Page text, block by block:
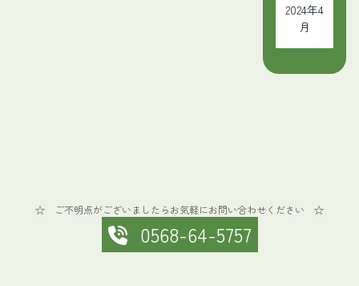
2024年4
月
☆ ご不明点がございましたらお気軽にお問い合わせください ☆
0568-64-5757